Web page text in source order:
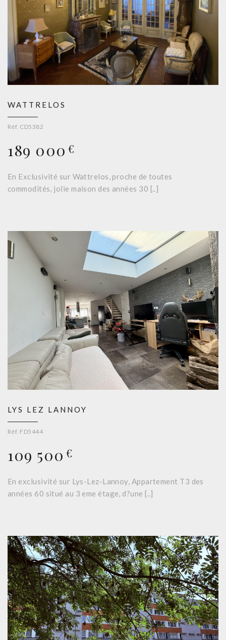
WATTRELOS
Réf. CD5382
189 000 €
En Exclusivité sur Wattrelos, proche de toutes
commodités, jolie maison des années 30 [..]
LYS LEZ LANNOY
Réf. FD5444
109 500 €
En exclusivité sur Lys-Lez-Lannoy, Appartement T3 des
années 60 situé au 3 eme étage, d?une [..]